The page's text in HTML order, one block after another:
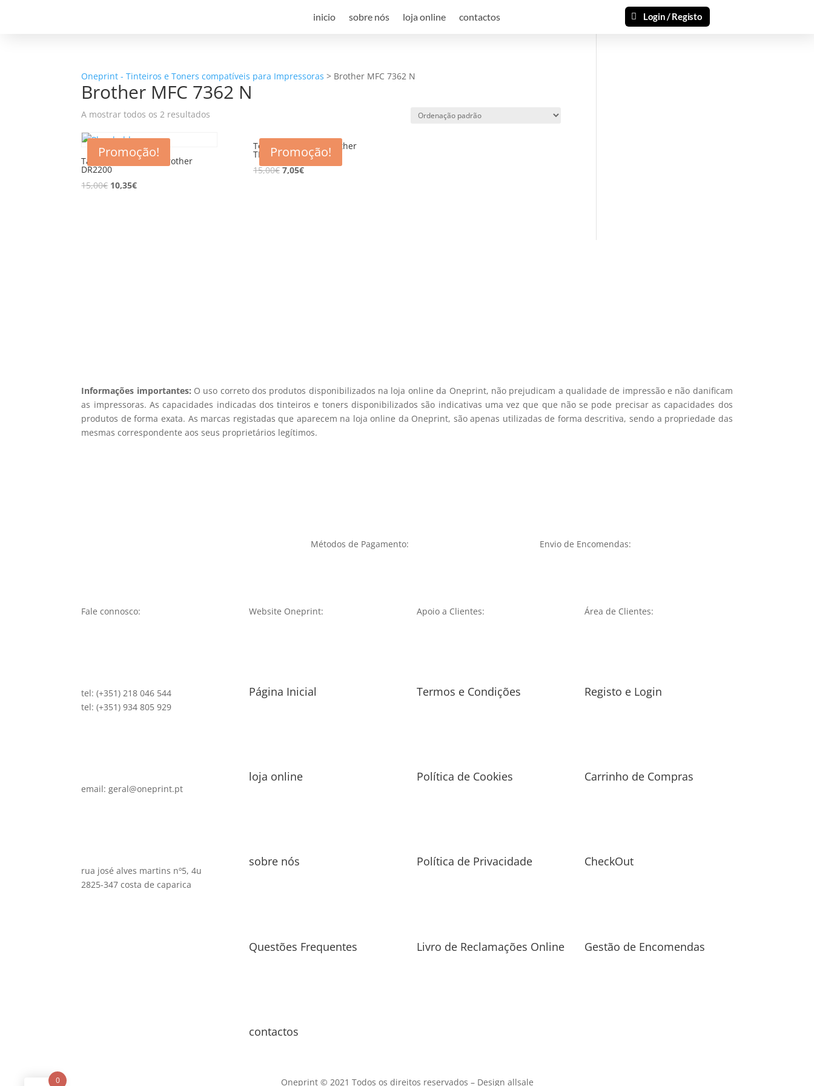
inicio sobre nós loja online contactos Login / Registo
Oneprint - Tinteiros e Toners compatíveis para Impressoras > Brother MFC 7362 N
Brother MFC 7362 N
A mostrar todos os 2 resultados
Promoção!
Tambor compatível Brother
DR2200
15,00€ 10,35€
Promoção!
Toner compatível Brother
TN2220
15,00€ 7,05€
Informações importantes: O uso correto dos produtos disponibilizados na loja online da Oneprint, não prejudicam a qualidade de impressão e não danificam
as impressoras. As capacidades indicadas dos tinteiros e toners disponibilizados são indicativas uma vez que que não se pode precisar as capacidades dos
produtos de forma exata. As marcas registadas que aparecem na loja online da Oneprint, são apenas utilizadas de forma descritiva, sendo a propriedade das
mesmas correspondente aos seus proprietários legítimos.
Métodos de Pagamento: Envio de Encomendas:
Fale connosco:
tel: (+351) 218 046 544
tel: (+351) 934 805 929
email: geral@oneprint.pt
rua josé alves martins nº5, 4u
2825-347 costa de caparica
Website Oneprint:
Página Inicial
loja online
sobre nós
Questões Frequentes
contactos
Apoio a Clientes:
Termos e Condições
Política de Cookies
Política de Privacidade
Livro de Reclamações Online
Área de Clientes:
Registo e Login
Carrinho de Compras
CheckOut
Gestão de Encomendas
Oneprint © 2021 Todos os direitos reservados – Design allsale
0